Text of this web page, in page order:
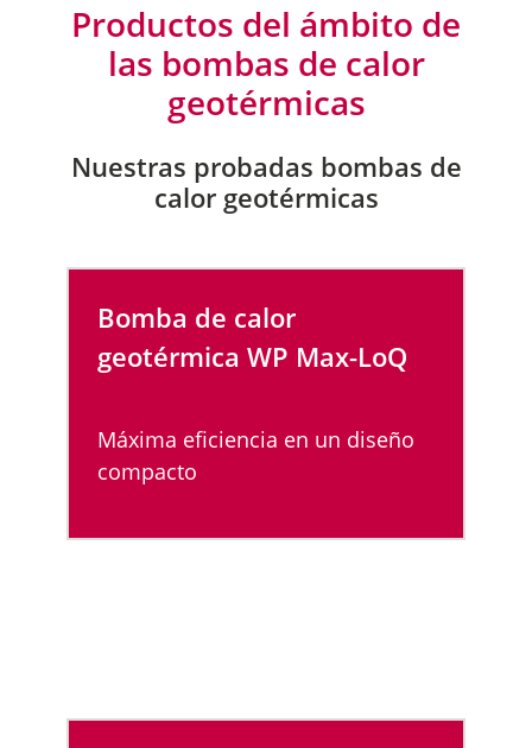
Productos del ámbito de
las bombas de calor
geotérmicas
Nuestras probadas bombas de
calor geotérmicas
Bomba de calor
geotérmica WP Max-LoQ
Máxima eficiencia en un diseño
compacto